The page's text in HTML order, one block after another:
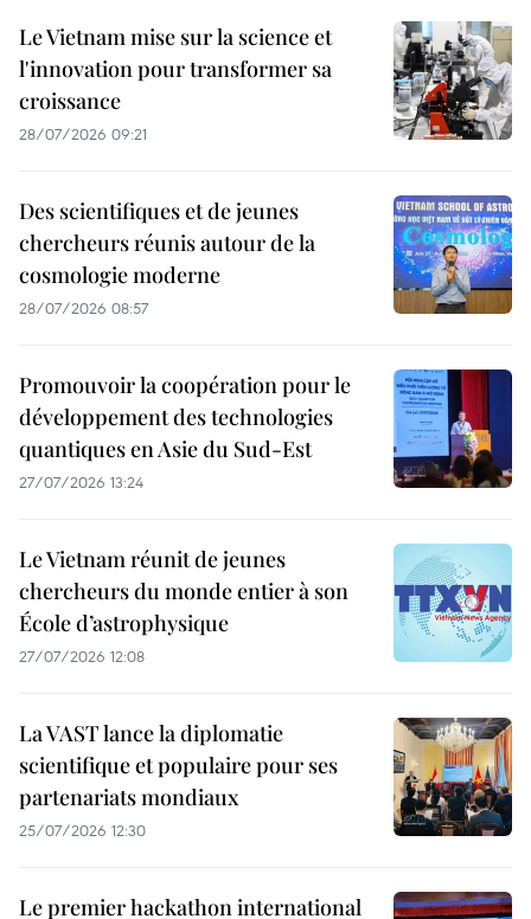
Le Vietnam mise sur la science et
l'innovation pour transformer sa
croissance
28/07/2026 09:21
Des scientifiques et de jeunes
chercheurs réunis autour de la
cosmologie moderne
28/07/2026 08:57
Promouvoir la coopération pour le
développement des technologies
quantiques en Asie du Sud-Est
27/07/2026 13:24
Le Vietnam réunit de jeunes
chercheurs du monde entier à son
École d’astrophysique
27/07/2026 12:08
La VAST lance la diplomatie
scientifique et populaire pour ses
partenariats mondiaux
25/07/2026 12:30
Le premier hackathon international